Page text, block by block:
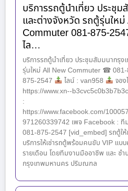
บริการรถตู้นำเที่ยว ประชุม
และต่างจังหวัด รถตู้รุ่นให
Commuter 081-875-
ไล…
บริการรถตู้นำเที่ยว ประชุมสัมมนากรุ
รุ่นใหม่ All New Commuter ☎
875-2547
ไลน์ : van958
จอง
https://www.xn--
:
https://www.facebook.com/
971260339742 เพจ Facebook :
081-875-2547 [vid_embed] รถตู้ให้
บริการให้เช่ารถตู้พร้อมคนขับ VIP แบ
รายเดือน โดยทีมงานมืออาชีพ และ ช
กรุงเทพมหานคร ปริมณฑล